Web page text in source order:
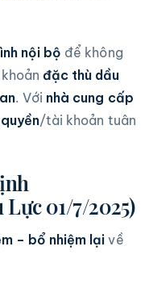
nội bộ để không
đặc thù dầu
. Với nhà cung cấp
/tài khoản tuân
01/7/2025)
– bổ nhiệm lại về